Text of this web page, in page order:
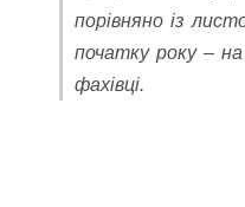
порівняно із
початку року –
фахівці.